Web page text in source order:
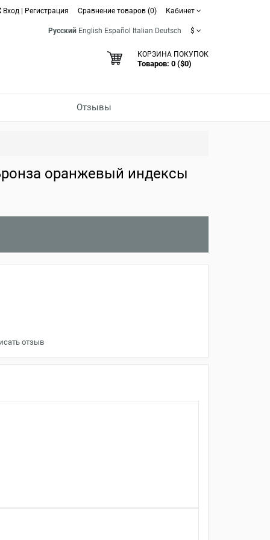
Вход Регистрация Сравнение товаров (0) Кабинет
Русский English Español Italian Deutsch $
КОРЗИНА ПОКУПОК
Товаров: 0 ($0)
Отзывы
оранжевый индексы
отзыв